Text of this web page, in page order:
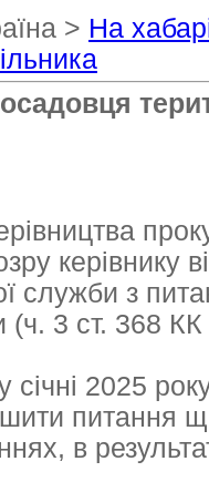
> На
керівнику
служби з
(ч. 3 ст. 368 КК
січні 2025
питання
в